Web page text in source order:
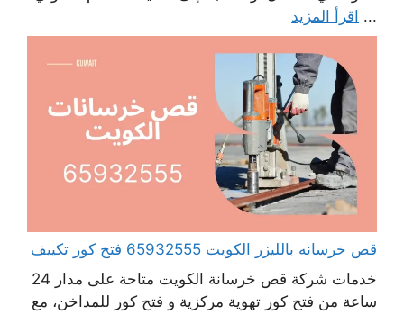
... اقرأ المزيد
قص خرسانه بالليزر الكويت 65932555 فتح كور تكييف
خدمات شركة قص خرسانة الكويت متاحة على مدار 24
ساعة من فتح كور تهوية مركزية و فتح كور للمداخن، مع